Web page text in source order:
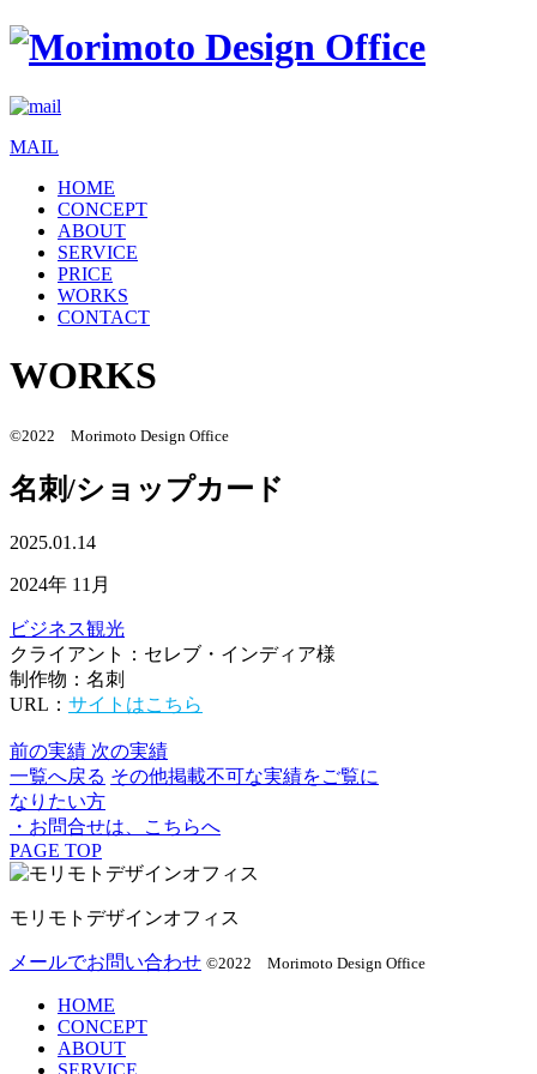
MAIL
HOME
CONCEPT
ABOUT
SERVICE
PRICE
WORKS
CONTACT
WORKS
©2022 Morimoto Design Office
名刺/ショップカード
2025.01.14
2024年 11月
ビジネス観光
クライアント：セレブ・インディア様
制作物：名刺
URL： サイトはこちら
前の実績 次の実績
一覧へ戻る その他掲載不可な実績をご覧に
なりたい方
・お問合せは、こちらへ
PAGE TOP
モリモトデザインオフィス
メールでお問い合わせ ©2022 Morimoto Design Office
HOME
CONCEPT
ABOUT
SERVICE